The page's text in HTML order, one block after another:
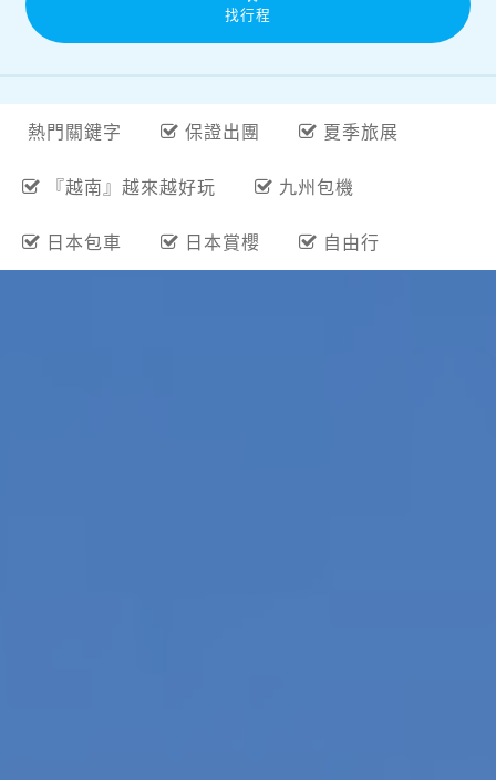
找行程
熱門關鍵字 保證出團 夏季旅展
『越南』越來越好玩 九州包機
日本包車 日本賞櫻 自由行